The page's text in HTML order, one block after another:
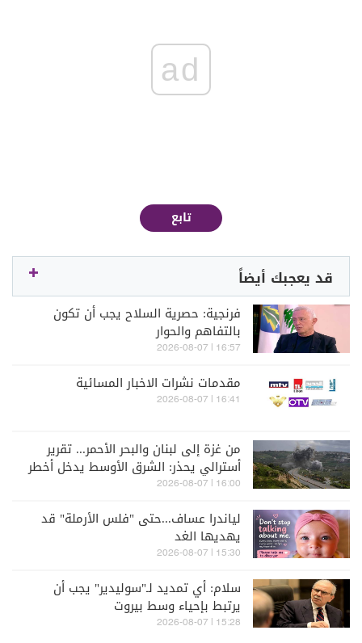
ad
تابع
قد يعجبك أيضاً
فرنجية: حصرية السلاح يجب أن تكون
بالتفاهم والحوار
16:57 | 2026-08-07
مقدمات نشرات الاخبار المسائية
16:41 | 2026-08-07
من غزة إلى لبنان والبحر الأحمر... تقرير
أسترالي يحذر: الشرق الأوسط يدخل أخطر
مراحله
16:00 | 2026-08-07
لياندرا عساف...حتى "فلس الأرملة" قد
يهديها الغد
15:30 | 2026-08-07
سلام: أي تمديد لـ"سوليدير" يجب أن
يرتبط بإحياء وسط بيروت
15:28 | 2026-08-07